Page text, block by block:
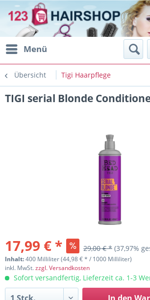
Menü
Übersicht Tigi Haarpflege
TIGI serial Blonde
17,99 € * 29,00 € * (37,97%
Inhalt:400 Milliliter (44,98 € * / 1000 Milliliter)
inkl. MwSt.zzgl. Versandkosten
Sofort versandfertig, Lieferzeit ca. 1-3